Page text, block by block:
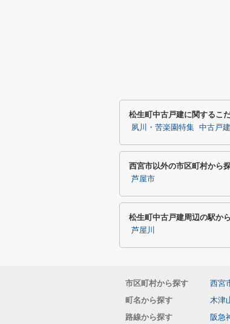
松生町中古戸建に関するこ
夙川・苦楽園特集 中古戸
西宮市以外の市区町村から
芦屋市
松生町中古戸建周辺の駅か
芦屋川
市区町村から探す 西宮
町名から探す
木津
路線から探す
阪急